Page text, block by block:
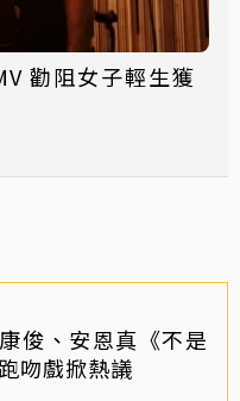
勸阻女子輕生獲
俊、安恩真《不是
吻戲掀熱議